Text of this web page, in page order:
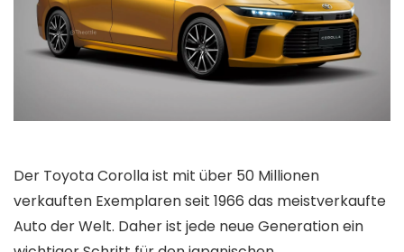
Der Toyota Corolla ist mit über 50 Millionen
verkauften Exemplaren seit 1966 das meistverkaufte
Auto der Welt. Daher ist jede neue Generation ein